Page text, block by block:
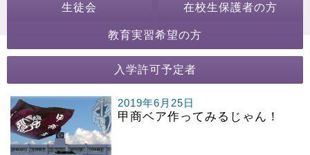
生徒会 在校生保護者の方
教育実習希望の方
入学許可予定者
2019年6月25日
甲商ベア作ってみるじゃん！